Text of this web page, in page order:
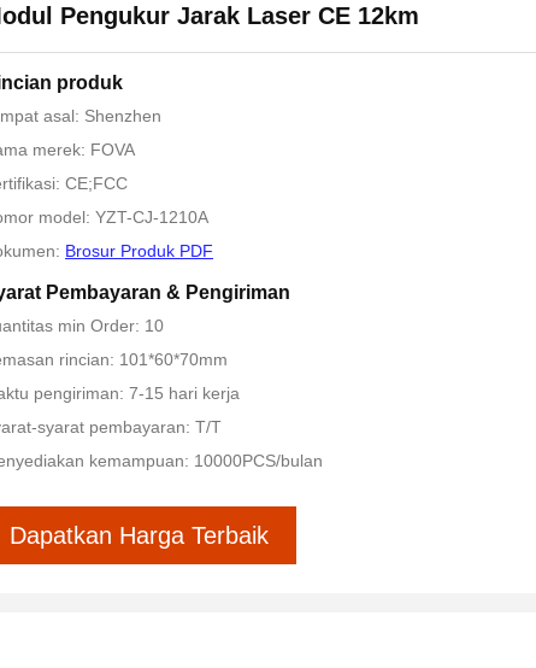
Pengukur Jarak Laser CE 12km
produk
asal: Shenzhen
merek: FOVA
CE;FCC
model: YZT-CJ-1210A
Brosur Produk PDF
Pembayaran & Pengiriman
min Order: 10
rincian: 101*60*70mm
pengiriman: 7-15 hari kerja
syarat pembayaran: T/T
kemampuan: 10000PCS/bulan
Dapatkan Harga Terbaik